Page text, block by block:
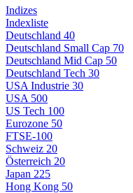
Indizes
Indexliste
Deutschland 40
Deutschland Small Cap 70
Deutschland Mid Cap 50
Deutschland Tech 30
USA Industrie 30
USA 500
US Tech 100
Eurozone 50
FTSE-100
Schweiz 20
Österreich 20
Japan 225
Hong Kong 50